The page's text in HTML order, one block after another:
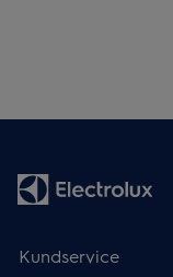
Kundservice